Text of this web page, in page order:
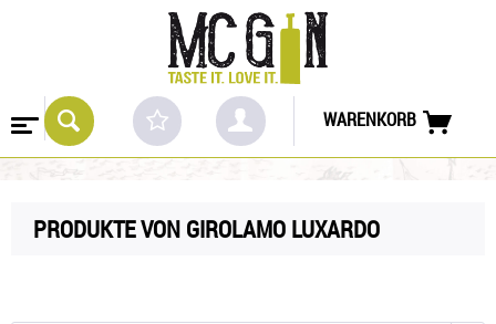
WARENKORB
PRODUKTE VON GIROLAMO LUXARDO